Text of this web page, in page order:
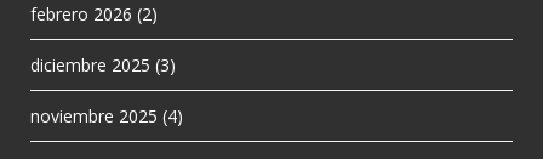
febrero 2026 (2)
diciembre 2025 (3)
noviembre 2025 (4)